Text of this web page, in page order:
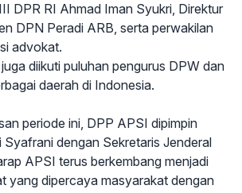
DPR RI Ahmad Iman Syukri, Direktur
DPN Peradi ARB, serta perwakilan
advokat.
diikuti puluhan pengurus DPW dan
daerah di Indonesia.
periode ini, DPP APSI dipimpin
Syafrani dengan Sekretaris Jenderal
APSI terus berkembang menjadi
yang dipercaya masyarakat dengan